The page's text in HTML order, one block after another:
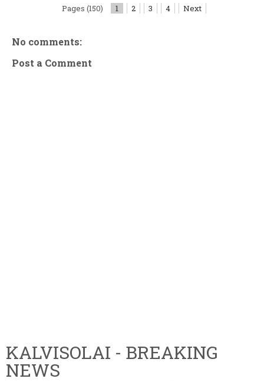
Pages (150) 1 2 3 4 Next
No comments:
Post a Comment
KALVISOLAI - BREAKING
NEWS